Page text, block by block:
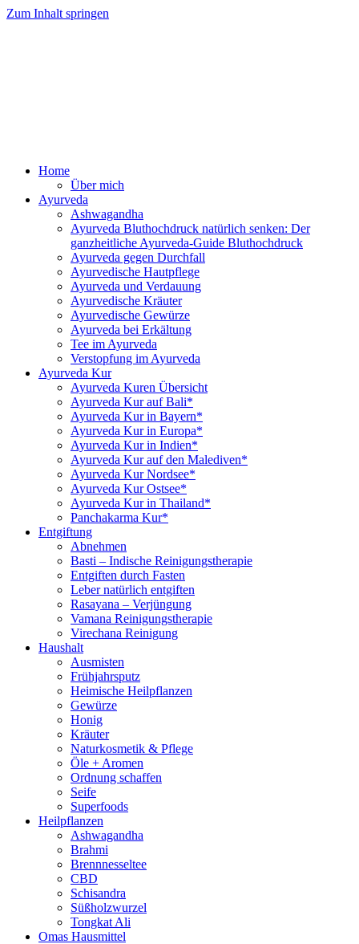
Zum Inhalt springen
Home
Über mich
Ayurveda
Ashwagandha
Ayurveda Bluthochdruck natürlich senken: Der
ganzheitliche Ayurveda-Guide Bluthochdruck
Ayurveda gegen Durchfall
Ayurvedische Hautpflege
Ayurveda und Verdauung
Ayurvedische Kräuter
Ayurvedische Gewürze
Ayurveda bei Erkältung
Tee im Ayurveda
Verstopfung im Ayurveda
Ayurveda Kur
Ayurveda Kuren Übersicht
Ayurveda Kur auf Bali*
Ayurveda Kur in Bayern*
Ayurveda Kur in Europa*
Ayurveda Kur in Indien*
Ayurveda Kur auf den Malediven*
Ayurveda Kur Nordsee*
Ayurveda Kur Ostsee*
Ayurveda Kur in Thailand*
Panchakarma Kur*
Entgiftung
Abnehmen
Basti – Indische Reinigungstherapie
Entgiften durch Fasten
Leber natürlich entgiften
Rasayana – Verjüngung
Vamana Reinigungstherapie
Virechana Reinigung
Haushalt
Ausmisten
Frühjahrsputz
Heimische Heilpflanzen
Gewürze
Honig
Kräuter
Naturkosmetik & Pflege
Öle + Aromen
Ordnung schaffen
Seife
Superfoods
Heilpflanzen
Ashwagandha
Brahmi
Brennnesseltee
CBD
Schisandra
Süßholzwurzel
Tongkat Ali
Omas Hausmittel